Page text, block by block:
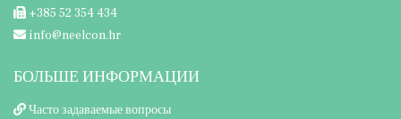
+385 52 354 434
info@neelcon.hr
БОЛЬШЕ ИНФОРМАЦИИ
Часто задаваемые вопросы